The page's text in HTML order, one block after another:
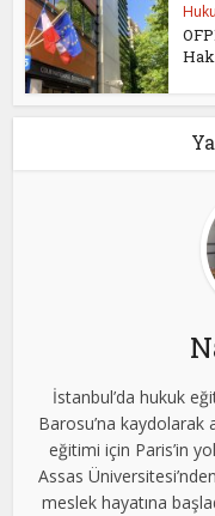
İstanbul’da hukuk
Barosu’na kaydolarak
eğitimi için Paris’in
Assas
meslek hayatına